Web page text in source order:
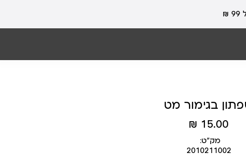
בגימור מט
מחיר
מוצר
15.00 ₪
מק״ט:
2010211002